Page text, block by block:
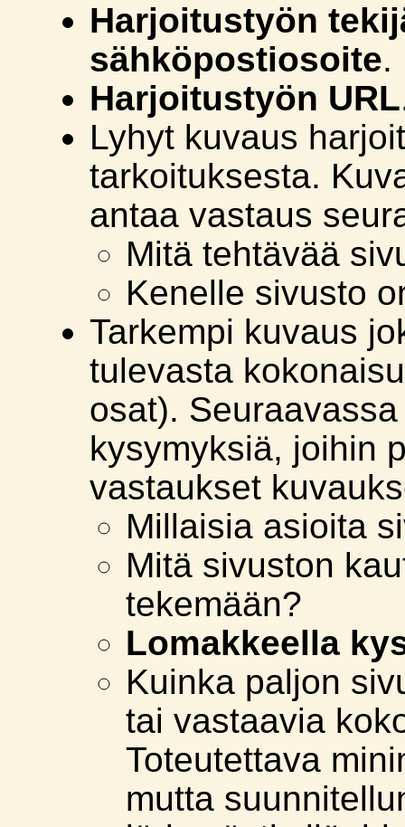
Harjoitustyön
sähköpostiosoite.
Harjoitustyön URL
Lyhyt kuvaus
tarkoituksesta.
antaa vastaus
Mitä tehtävää
Kenelle sivusto
Tarkempi kuvaus
tulevasta
osat).
kysymyksiä, joihin
vastaukset
Millaisia asioita
Mitä sivuston
tekemään?
Lomakkeella
Kuinka paljon
tai vastaavia
Toteutettava
mutta